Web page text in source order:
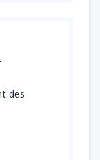
des